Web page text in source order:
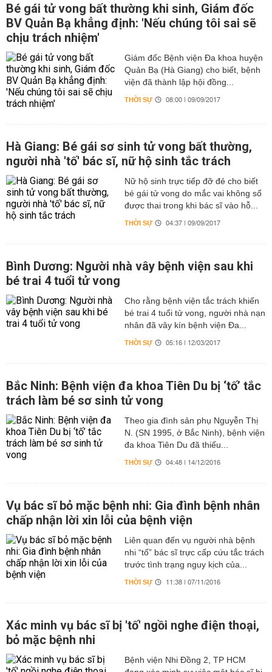
Bé gái tử vong bất thường khi sinh, Giám đốc
BV Quản Bạ khẳng định: 'Nếu chúng tôi sai sẽ
chịu trách nhiệm'
Giám đốc Bệnh viện Đa khoa huyện
Quản Bạ (Hà Giang) cho biết, bệnh
viện đã thành lập hội đồng...
THỜI SỰ 08:00 | 09/09/2017
Hà Giang: Bé gái sơ sinh tử vong bất thường,
người nhà 'tố' bác sĩ, nữ hộ sinh tắc trách
Nữ hộ sinh trực tiếp đỡ đẻ cho biết
bé gái tử vong do mắc vai không sổ
được thai trong khi bác sĩ vào hỗ...
THỜI SỰ 04:37 | 09/09/2017
Bình Dương: Người nhà vây bệnh viện sau khi
bé trai 4 tuổi tử vong
Cho rằng bệnh viện tắc trách khiến
bé trai 4 tuổi tử vong, người nhà nạn
nhân đã vây kín bệnh viện Đa...
THỜI SỰ 05:16 | 12/03/2017
Bắc Ninh: Bệnh viện đa khoa Tiên Du bị ‘tố’ tắc
trách làm bé sơ sinh tử vong
Theo gia đình sản phụ Nguyễn Thị
N. (SN 1995, ở Bắc Ninh), bệnh viện
đa khoa Tiên Du đã thiếu...
THỜI SỰ 04:48 | 14/12/2016
Vụ bác sĩ bỏ mặc bệnh nhi: Gia đình bệnh nhân
chấp nhận lời xin lỗi của bệnh viện
Liên quan đến vụ người nhà bệnh
nhi “tố” bác sĩ trực cấp cứu tắc trách
trước tình trạng nguy kịch của...
THỜI SỰ 11:38 | 07/11/2016
Xác minh vụ bác sĩ bị 'tố' ngồi nghe điện thoại,
bỏ mặc bệnh nhi
Bệnh viện Nhi Đồng 2, TP HCM